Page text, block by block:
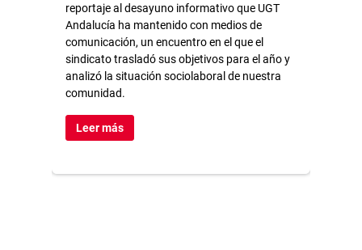
reportaje al desayuno informativo que UGT
Andalucía ha mantenido con medios de
comunicación, un encuentro en el que el
sindicato trasladó sus objetivos para el año y
analizó la situación sociolaboral de nuestra
comunidad.
Leer más